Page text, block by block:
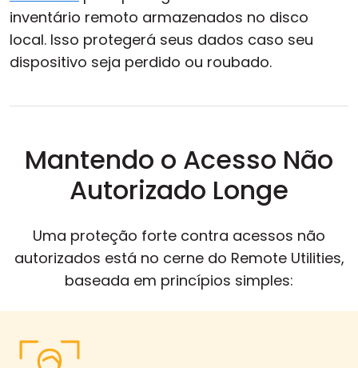
inventário remoto armazenados no disco
local. Isso protegerá seus dados caso seu
dispositivo seja perdido ou roubado.
Mantendo o Acesso Não
Autorizado Longe
Uma proteção forte contra acessos não
autorizados está no cerne do Remote Utilities,
baseada em princípios simples: